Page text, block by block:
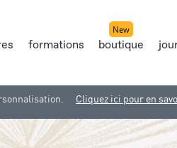
Cliquez ici pour en
formations boutique